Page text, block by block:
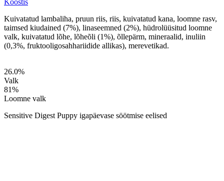
Kuivatatud lambaliha, pruun riis, riis, kuivatatud kana, loomne rasv,
taimsed kiudained (7%), linaseemned (2%), hüdrolüüsitud loomne
valk, kuivatatud lõhe, lõheõli (1%), õllepärm, mineraalid, inuliin
(0,3%, fruktooligosahhariidide allikas), merevetikad.
26.0%
Valk
81%
Loomne valk
Sensitive Digest Puppy igapäevase söötmise eelised